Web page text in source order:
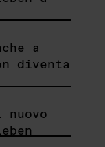
a
diventa